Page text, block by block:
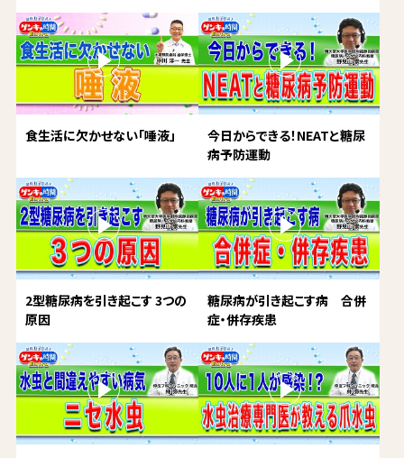
食生活に欠かせない「唾液」
今日からできる！NEATと糖尿
病予防運動
2型糖尿病を引き起こす 3つの
原因
糖尿病が引き起こす病 合併
症・併存疾患